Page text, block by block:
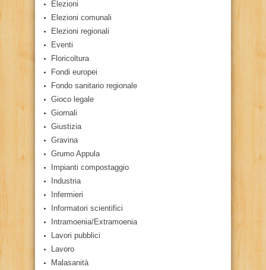
Elezioni
Elezioni comunali
Elezioni regionali
Eventi
Floricoltura
Fondi europei
Fondo sanitario regionale
Gioco legale
Giornali
Giustizia
Gravina
Grumo Appula
Impianti compostaggio
Industria
Infermieri
Informatori scientifici
Intramoenia/Extramoenia
Lavori pubblici
Lavoro
Malasanità